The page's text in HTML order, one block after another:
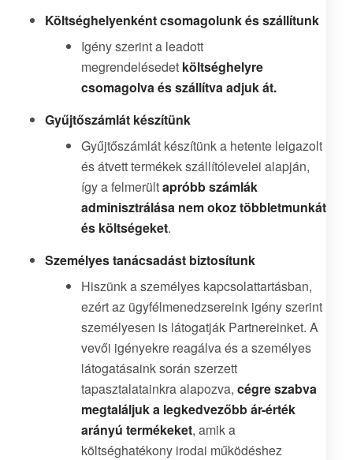
Költséghelyenként csomagolunk és szállítunk
Igény szerint a leadott
megrendelésedet költséghelyre
csomagolva és szállítva adjuk át.
Gyűjtőszámlát készítünk
Gyűjtőszámlát készítünk a hetente leigazolt
és átvett termékek szállítólevelei alapján,
így a felmerültapróbb számlák
adminisztrálása nem okoz többletmunkát
és költségeket.
Személyes tanácsadást biztosítunk
Hiszünk a személyes kapcsolattartásban,
ezért az ügyfélmenedzsereink igény szerint
személyesen is látogatják Partnereinket. A
vevői igényekre reagálva és a személyes
látogatásaink során szerzett
tapasztalatainkra alapozva, cégre szabva
megtaláljuk a legkedvezőbb ár-érték
arányú termékeket, amik a
költséghatékony irodai működéshez